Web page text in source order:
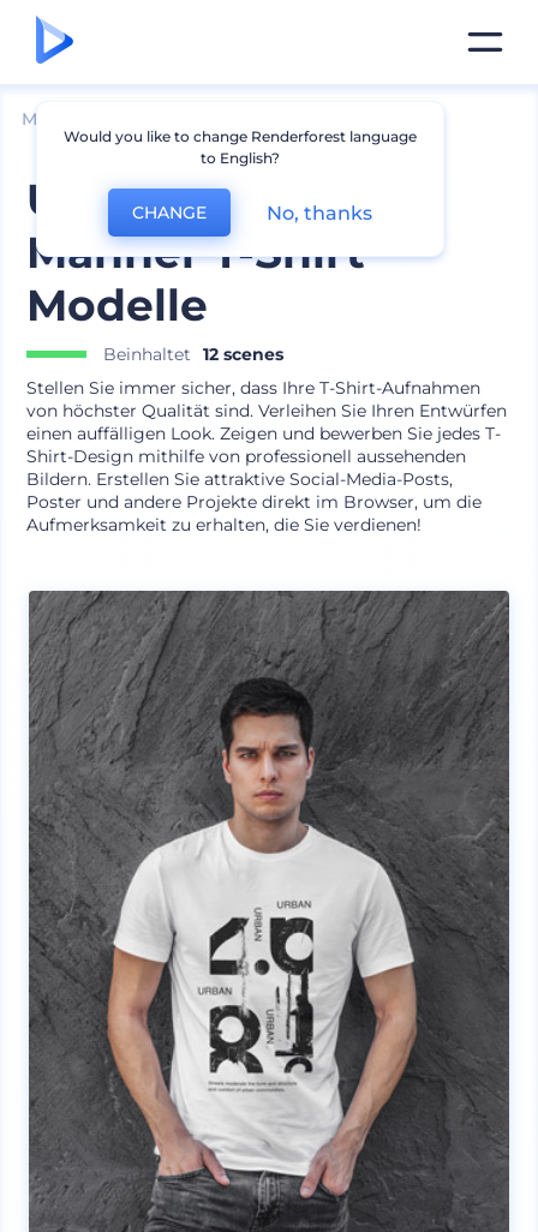
Mockups
Urbaner Stil für
Männer T-Shirt
Modelle
Beinhaltet
12 scenes
Stellen Sie immer sicher, dass Ihre T-Shirt-Aufnahmen
von höchster Qualität sind. Verleihen Sie Ihren Entwürfen
einen auffälligen Look. Zeigen und bewerben Sie jedes T-
Shirt-Design mithilfe von professionell aussehenden
Bildern. Erstellen Sie attraktive Social-Media-Posts,
Poster und andere Projekte direkt im Browser, um die
Aufmerksamkeit zu erhalten, die Sie verdienen!
Would you like to change Renderforest language
to English?
CHANGE No, thanks